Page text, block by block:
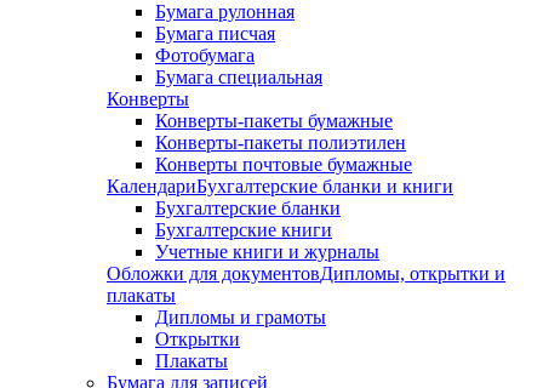
Бумага рулонная
Бумага писчая
Фотобумага
Бумага специальная
Конверты
Конверты-пакеты бумажные
Конверты-пакеты полиэтилен
Конверты почтовые бумажные
КалендариБухгалтерские бланки и книги
Бухгалтерские бланки
Бухгалтерские книги
Учетные книги и журналы
Обложки для документовДипломы, открытки и
плакаты
Дипломы и грамоты
Открытки
Плакаты
Бумага для записей